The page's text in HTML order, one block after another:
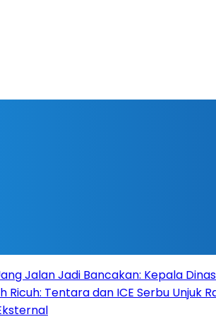
Jalan Jadi Bancakan: Kepala
Ricuh: Tentara dan ICE Serbu Unjuk